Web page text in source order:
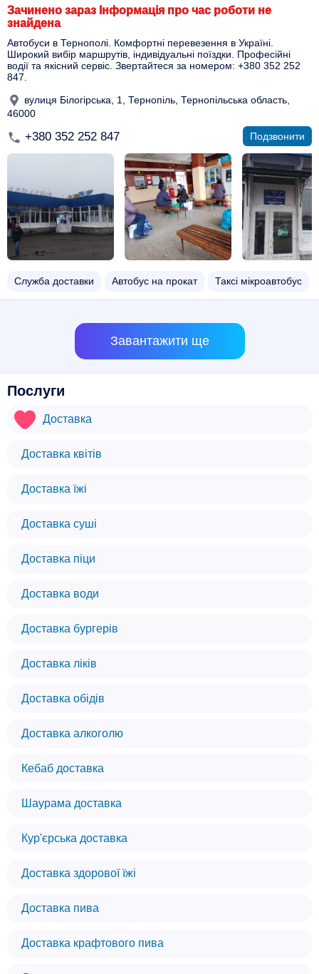
Зачинено зараз Інформація про час роботи не
знайдена
Автобуси в Тернополі. Комфортні перевезення в Україні.
Широкий вибір маршрутів, індивідуальні поїздки. Професійні
водії та якісний сервіс. Звертайтеся за номером: +380 352 252
847.
вулиця Білогірська, 1, Тернопіль, Тернопільська область,
46000
+380 352 252 847 Подзвонити
Служба доставки Автобус на прокат Таксі мікроавтобус
Завантажити ще
Послуги
Доставка
Доставка квітів
Доставка їжі
Доставка суші
Доставка піци
Доставка води
Доставка бургерів
Доставка ліків
Доставка обідів
Доставка алкоголю
Кебаб доставка
Шаурама доставка
Кур'єрська доставка
Доставка здорової їжі
Доставка пива
Доставка крафтового пива